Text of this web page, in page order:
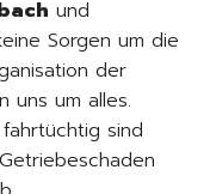
und
Sorgen um die
der
uns um alles.
sind